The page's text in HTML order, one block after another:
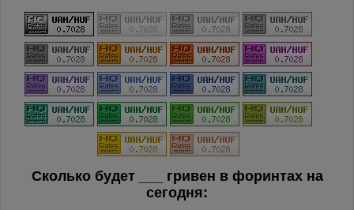
Сколько будет
гривен в форинтах на
сегодня: